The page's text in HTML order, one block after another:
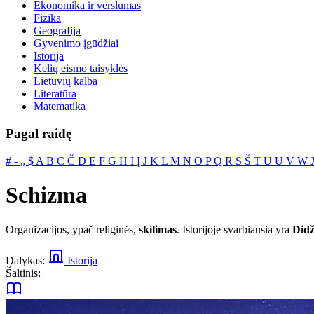
Ekonomika ir verslumas
Fizika
Geografija
Gyvenimo įgūdžiai
Istorija
Kelių eismo taisyklės
Lietuvių kalba
Literatūra
Matematika
Pagal raidę
# ‐ „ $ A B C Č D E F G H I Į J K L M N O PQ R S Š T U Ū V W
Schizma
Organizacijos, ypač religinės, skilimas. Istorijoje svarbiausia yra
Dalykas:
Istorija
Šaltinis: